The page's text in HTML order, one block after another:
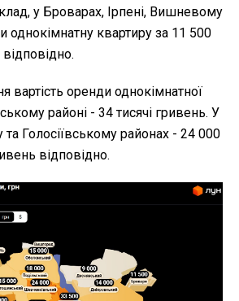
у Броварах, Ірпені, Вишневому
однокімнатну квартиру за 11 500
вартість оренди однокімнатної
районі - 34 тисячі гривень. У
Голосіївському районах - 24 000
відповідно.